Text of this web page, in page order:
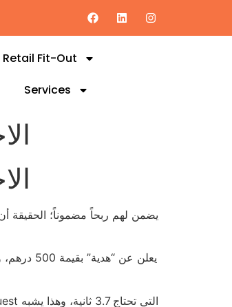
Fit-Out
Services